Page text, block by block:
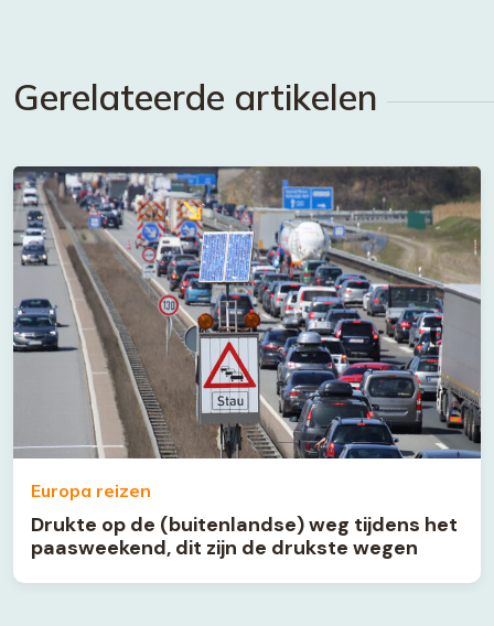
Gerelateerde artikelen
Europa reizen
Drukte op de (buitenlandse) weg tijdens het
paasweekend, dit zijn de drukste wegen